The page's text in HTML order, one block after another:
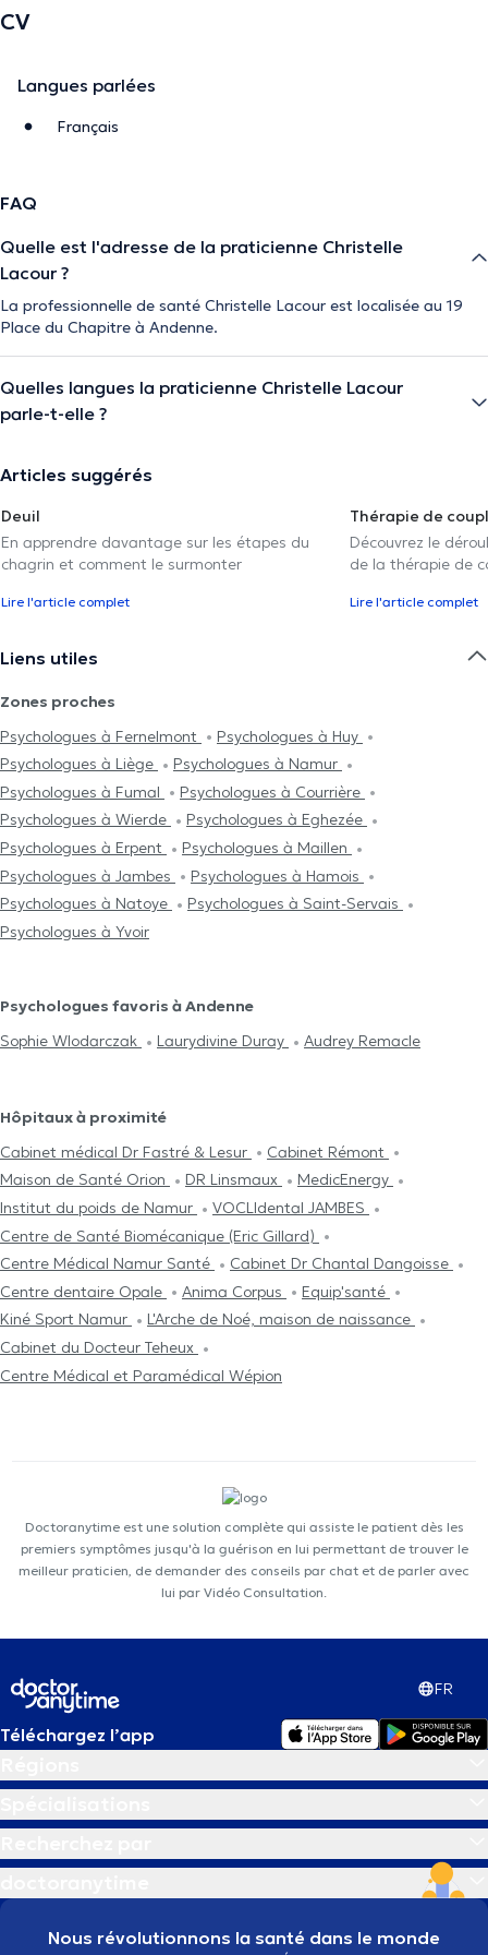
CV
Langues parlées
Français
FAQ
Quelle est l'adresse de la praticienne Christelle
Lacour ?
La professionnelle de santé Christelle Lacour est localisée au 19
Place du Chapitre à Andenne.
Quelles langues la praticienne Christelle Lacour
parle-t-elle ?
Articles suggérés
Deuil
En apprendre davantage sur les étapes du
chagrin et comment le surmonter
Lire l'article complet
Thérapie de
Découvrez le
de la thérapie de
Lire l'article complet
Liens utiles
Zones proches
Psychologues à Fernelmont
Psychologues à Huy
Psychologues à Liège
Psychologues à Namur
Psychologues à Fumal
Psychologues à Courrière
Psychologues à Wierde
Psychologues à Eghezée
Psychologues à Erpent
Psychologues à Maillen
Psychologues à Jambes
Psychologues à Hamois
Psychologues à Natoye
Psychologues à Saint-Servais
Psychologues à Yvoir
Psychologues favoris à Andenne
Sophie Wlodarczak
Laurydivine Duray Audrey Remacle
Hôpitaux à proximité
Cabinet médical Dr Fastré & Lesur
Cabinet Rémont
Maison de Santé Orion
DR Linsmaux
MedicEnergy
Institut du poids de Namur
VOCLIdental JAMBES
Centre de Santé Biomécanique (Eric Gillard)
Centre Médical Namur Santé
Cabinet Dr Chantal Dangoisse
Centre dentaire Opale
Anima Corpus
Equip'santé
Kiné Sport Namur
L'Arche de Noé, maison de naissance
Cabinet du Docteur Teheux
Centre Médical et Paramédical Wépion
Doctoranytime est une solution complète qui assiste le patient dès les
premiers symptômes jusqu'à la guérison en lui permettant de trouver le
meilleur praticien, de demander des conseils par chat et de parler avec
lui par Vidéo Consultation.
FR
Téléchargez l’app
Nous révolutionnons la santé dans le monde